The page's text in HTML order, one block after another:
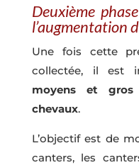
Deuxième
l’augmentation
Une fois cette
collectée, il est
moyens et
chevaux.
L’objectif est de
canters, les